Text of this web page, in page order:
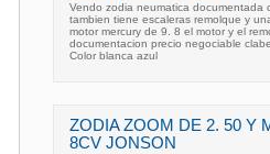
Vendo zodia neumatica documentada
tambien tiene escaleras remolque y
motor mercury de 9. 8 el motor y el
documentacion precio negociable
Color blanca azul
ZODIA ZOOM DE 2. 50 Y
8CV JONSON